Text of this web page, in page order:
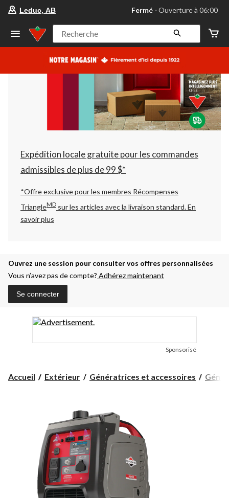
votre
préféré
Leduc,
AB,
courament
Ouverture
à
06:00
cliquer
pour
changer
Leduc, AB Fermé ⋅ Ouverture à 06:00
Recherche
Expédition locale gratuite pour les commandes
admissibles de plus de 99 $*
*Offre exclusive pour les membres Récompenses
TriangleMD sur les articles avec la livraison standard.En
savoir plus
Ouvrez une session pour consulter vos offres personnalisées
Vous n’avez pas de compte? Adhérez maintenant
Se connecter
Sponsorisé
Accueil Extérieur Génératrices et accessoires